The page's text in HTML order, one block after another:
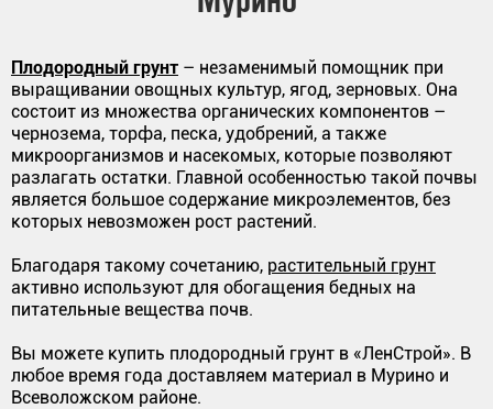
Плодородный грунт – незаменимый помощник при
выращивании овощных культур, ягод, зерновых. Она
состоит из множества органических компонентов –
чернозема, торфа, песка, удобрений, а также
микроорганизмов и насекомых, которые позволяют
разлагать остатки. Главной особенностью такой почвы
является большое содержание микроэлементов, без
которых невозможен рост растений.
Благодаря такому сочетанию, растительный грунт
активно используют для обогащения бедных на
питательные вещества почв.
Вы можете купить плодородный грунт в «ЛенСтрой». В
любое время года доставляем материал в Мурино и
Всеволожском районе.